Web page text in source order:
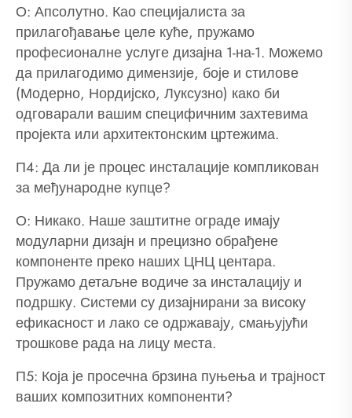
О: Апсолутно. Као специјалиста за
прилагођавање целе куће, пружамо
професионалне услуге дизајна 1-на-1. Можемо
да прилагодимо димензије, боје и стилове
(Модерно, Нордијско, Луксузно) како би
одговарали вашим специфичним захтевима
пројекта или архитектонским цртежима.
П4: Да ли је процес инсталације компликован
за међународне купце?
О: Никако. Наше заштитне ограде имају
модуларни дизајн и прецизно обрађене
компоненте преко наших ЦНЦ центара.
Пружамо детаљне водиче за инсталацију и
подршку. Системи су дизајнирани за високу
ефикасност и лако се одржавају, смањујући
трошкове рада на лицу места.
П5: Која је просечна брзина пуњења и трајност
ваших композитних компоненти?